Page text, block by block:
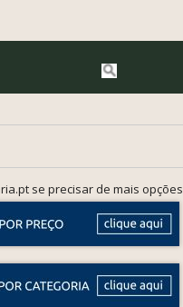
se precisar de mais opções